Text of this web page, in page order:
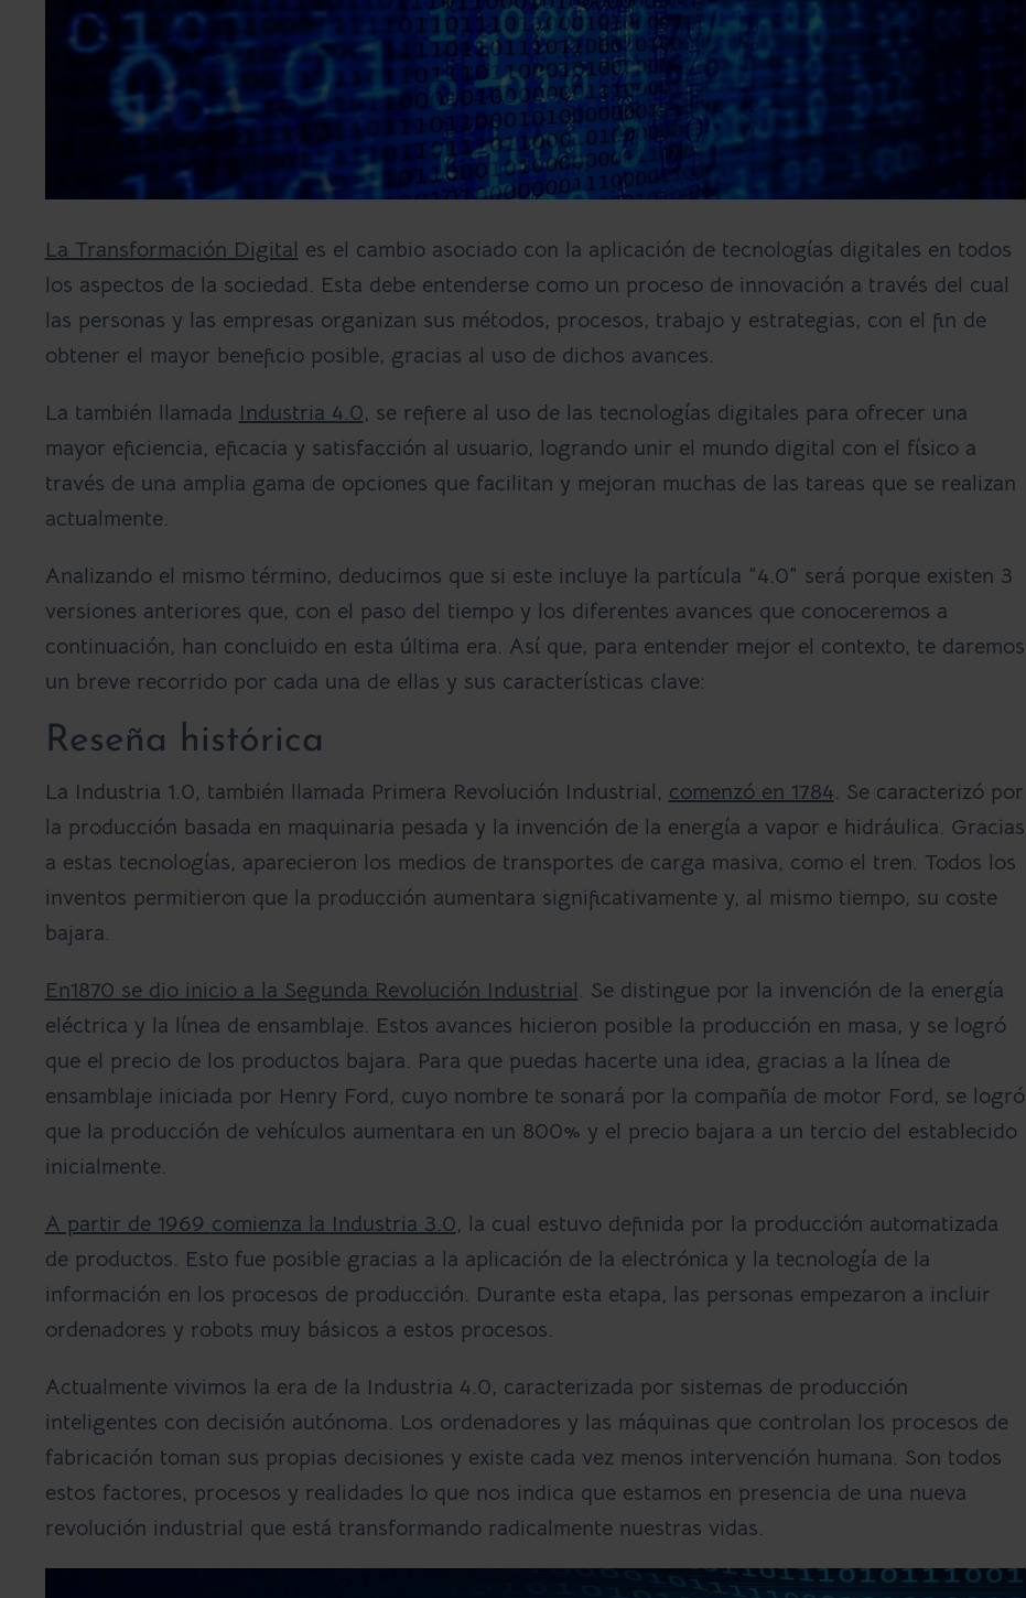
La Transformación Digital es el cambio asociado con la aplicación de tecnologías digitales en todos
los aspectos de la sociedad. Esta debe entenderse como un proceso de innovación a través del cual
las personas y las empresas organizan sus métodos, procesos, trabajo y estrategias, con el fin de
obtener el mayor beneficio posible, gracias al uso de dichos avances.
La también llamada Industria 4.0, se refiere al uso de las tecnologías digitales para ofrecer una
mayor eficiencia, eficacia y satisfacción al usuario, logrando unir el mundo digital con el físico a
través de una amplia gama de opciones que facilitan y mejoran muchas de las tareas que se realizan
actualmente.
Analizando el mismo término, deducimos que si este incluye la partícula “4.0” será porque existen 3
versiones anteriores que, con el paso del tiempo y los diferentes avances que conoceremos a
continuación, han concluido en esta última era. Así que, para entender mejor el contexto, te daremos
un breve recorrido por cada una de ellas y sus características clave:
Reseña histórica
La Industria 1.0, también llamada Primera Revolución Industrial, comenzó en 1784. Se caracterizó por
la producción basada en maquinaria pesada y la invención de la energía a vapor e hidráulica. Gracias
a estas tecnologías, aparecieron los medios de transportes de carga masiva, como el tren. Todos los
inventos permitieron que la producción aumentara significativamente y, al mismo tiempo, su coste
bajara.
En1870 se dio inicio a la Segunda Revolución Industrial. Se distingue por la invención de la energía
eléctrica y la línea de ensamblaje. Estos avances hicieron posible la producción en masa, y se logró
que el precio de los productos bajara. Para que puedas hacerte una idea, gracias a la línea de
ensamblaje iniciada por Henry Ford, cuyo nombre te sonará por la compañía de motor Ford, se logró
que la producción de vehículos aumentara en un 800% y el precio bajara a un tercio del establecido
inicialmente.
A partir de 1969 comienza la Industria 3.0, la cual estuvo definida por la producción automatizada
de productos. Esto fue posible gracias a la aplicación de la electrónica y la tecnología de la
información en los procesos de producción. Durante esta etapa, las personas empezaron a incluir
ordenadores y robots muy básicos a estos procesos.
Actualmente vivimos la era de la Industria 4.0, caracterizada por sistemas de producción
inteligentes con decisión autónoma. Los ordenadores y las máquinas que controlan los procesos de
fabricación toman sus propias decisiones y existe cada vez menos intervención humana. Son todos
estos factores, procesos y realidades lo que nos indica que estamos en presencia de una nueva
revolución industrial que está transformando radicalmente nuestras vidas.